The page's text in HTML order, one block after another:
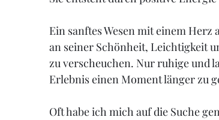
Ein sanftes Wesen mit einem
an seiner Schönheit, Leichtigkeit
zu verscheuchen. Nur ruhige und
Erlebnis einen Moment länger zu
Oft habe ich mich auf die Suche